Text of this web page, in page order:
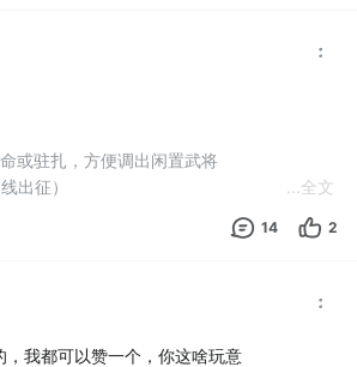
或驻扎，方便调出闲置武将
出征）
送功能，全靠自己安排
全文
14 2
，我都可以赞一个，你这啥玩意